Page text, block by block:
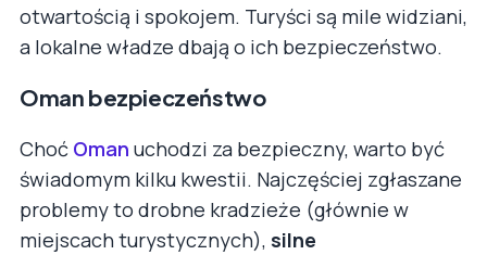
otwartością i spokojem. Turyści są mile widziani,
a lokalne władze dbają o ich bezpieczeństwo.
Oman bezpieczeństwo
Choć Oman uchodzi za bezpieczny, warto być
świadomym kilku kwestii. Najczęściej zgłaszane
problemy to drobne kradzieże (głównie w
miejscach turystycznych), silne